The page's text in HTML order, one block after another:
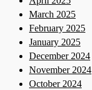
March 2025
February 2025
January 2025
December 2024
November 2024
October 2024